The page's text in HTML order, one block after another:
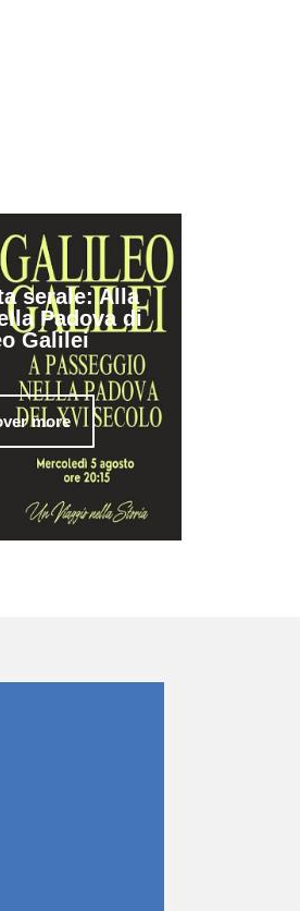
serale: Alla
Padova di
Galilei
more